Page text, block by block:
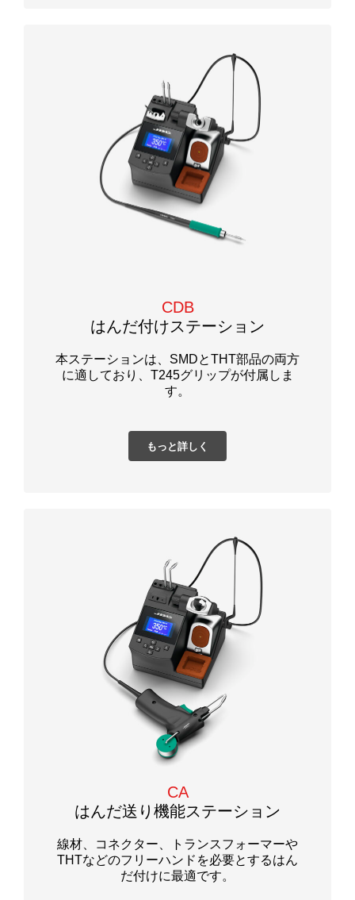
CDB
はんだ付けステーション
本ステーションは、SMDとTHT部品の両方
に適しており、T245グリップが付属しま
す。
もっと詳しく
CA
はんだ送り機能ステーション
線材、コネクター、トランスフォーマーや
THTなどのフリーハンドを必要とするはん
だ付けに最適です。